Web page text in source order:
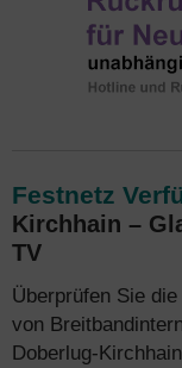
Festnetz
Kirchhain –
TV
Überprüfen Sie
von
Doberlug-